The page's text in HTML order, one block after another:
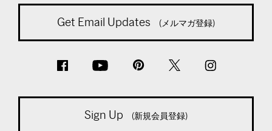
Get Email Updates (メルマガ登録)
Sign Up (新規会員登録)